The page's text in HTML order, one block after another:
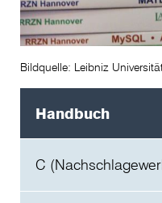
Bildquelle: Leibniz
Handbuch
C